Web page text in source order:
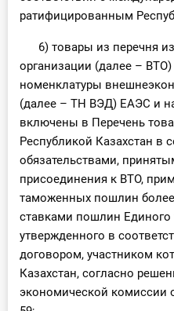
ратифицированным
6) товары из перечня
организации (далее –
номенклатуры
(далее – ТН ВЭД) ЕАЭС и
включены в Перечень
Республикой Казахстан в
обязательствами,
присоединения к ВТО,
таможенных пошлин
ставками пошлин
утвержденного в
договором, участником
Казахстан, согласно
экономической комиссии